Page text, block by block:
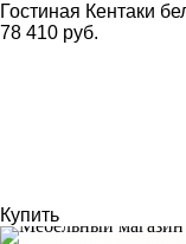
Гостиная Кентаки
78 410 руб.
Купить